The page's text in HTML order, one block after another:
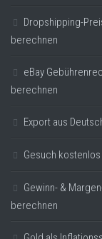
Dropshipping-
berechnen
eBay
berechnen
Export aus
Gesuch
Gewinn- &
berechnen